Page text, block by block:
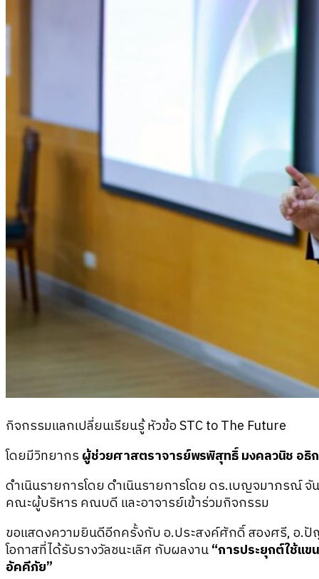
กิจกรรมแลกเปลี่ยนเรียนรู้ หัวข้อ STC to The Future
โดยมีวิทยากร ผู้ช่วยศาสตราจารย์พรพิสุทธิ์ มงคลวนิช อธิ
ดำเนินรายการโดย ดำเนินรายการโดย ดร.เบญจมาภรณ์
คณะผู้บริหาร คณบดี และอาจารย์เข้าร่วมกิจกรรม
ขอแสดงความยินดีอีกครั้งกับ อ.ประสงค์ศักดิ์ สองศรี, อ.
โอกาสที่ได้รับรางวัลชนะเลิศ กับผลงาน“การประยุกต์ใช้แ
อัคคีภัย”